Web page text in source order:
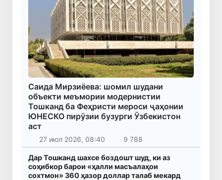
Саида Мирзиёева: шомил шудани
объекти меъмории модернистии
Тошканд ба Феҳристи мероси ҷаҳонии
ЮНЕСКО пирӯзии бузурги Ӯзбекистон
аст
27 июл 2026, 08:40 9 788
Дар Тошканд шахсе боздошт шуд, ки аз
соҳибкор барои «ҳалли масъалаҳои
сохтмон» 360 ҳазор доллар талаб мекард